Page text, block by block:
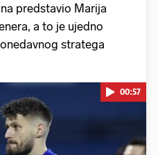
predstavio Marija
a to je ujedno
stratega
00:57